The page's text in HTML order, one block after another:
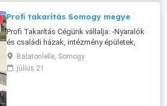
Profi takarítás Somogy megye
Profi Takarítás Cégünk vállalja: -Nyaralók
és családi házak, intézmény épületek,
üzlethelyiségek valamint
rendezvénytermek és helyszínek
teljeskörű, külső- belső kis és
Balatonlelle, Somogy
július 21